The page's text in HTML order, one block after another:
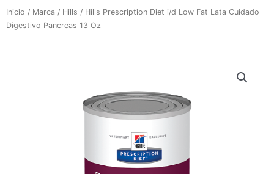
Inicio / Marca / Hills / Hills Prescription Diet i/d Low Fat Lata Cuidado
Digestivo Pancreas 13 Oz